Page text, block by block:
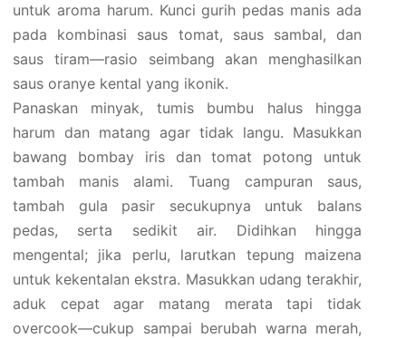
untuk aroma harum. Kunci gurih pedas manis ada
pada kombinasi saus tomat, saus sambal, dan
saus tiram—rasio seimbang akan menghasilkan
saus oranye kental yang ikonik.
Panaskan minyak, tumis bumbu halus hingga
harum dan matang agar tidak langu. Masukkan
bawang bombay iris dan tomat potong untuk
tambah manis alami. Tuang campuran saus,
tambah gula pasir secukupnya untuk balans
pedas, serta sedikit air. Didihkan hingga
mengental; jika perlu, larutkan tepung maizena
untuk kekentalan ekstra. Masukkan udang terakhir,
aduk cepat agar matang merata tapi tidak
overcook—cukup sampai berubah warna merah,